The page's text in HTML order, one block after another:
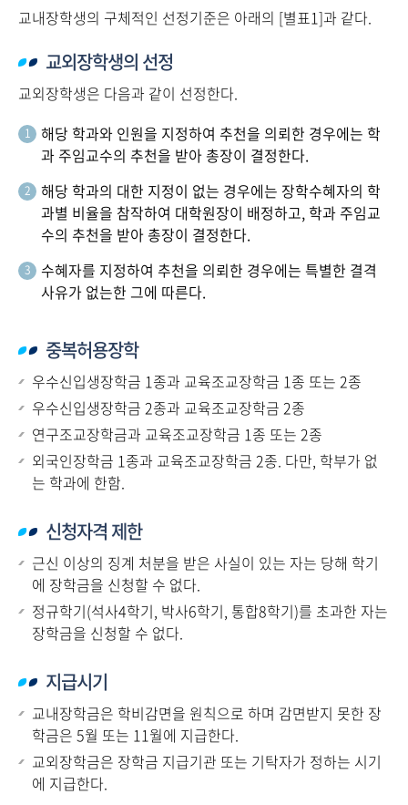
교내장학생의 구체적인 선정기준은 아래의 [별표1]과 같다.
교외장학생의 선정
교외장학생은 다음과 같이 선정한다.
1
해당 학과와 인원을 지정하여 추천을 의뢰한 경우에는 학
과 주임교수의 추천을 받아 총장이 결정한다.
2
해당 학과의 대한 지정이 없는 경우에는 장학수혜자의 학
과별 비율을 참작하여 대학원장이 배정하고, 학과 주임교
수의 추천을 받아 총장이 결정한다.
3
수혜자를 지정하여 추천을 의뢰한 경우에는 특별한 결격
사유가 없는한 그에 따른다.
중복허용장학
우수신입생장학금 1종과 교육조교장학금 1종 또는 2종
우수신입생장학금 2종과 교육조교장학금 2종
연구조교장학금과 교육조교장학금 1종 또는 2종
외국인장학금 1종과 교육조교장학금 2종. 다만, 학부가 없
는 학과에 한함.
신청자격 제한
근신 이상의 징계 처분을 받은 사실이 있는 자는 당해 학기
에 장학금을 신청할 수 없다.
정규학기(석사4학기, 박사6학기, 통합8학기)를 초과한 자는
장학금을 신청할 수 없다.
지급시기
교내장학금은 학비감면을 원칙으로 하며 감면받지 못한 장
학금은 5월 또는 11월에 지급한다.
교외장학금은 장학금 지급기관 또는 기탁자가 정하는 시기
에 지급한다.